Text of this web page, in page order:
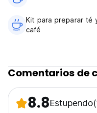
Kit para preparar té
café
Comentarios de
8.8Estupendo